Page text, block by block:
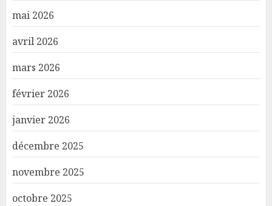
mai 2026
avril 2026
mars 2026
février 2026
janvier 2026
décembre 2025
novembre 2025
octobre 2025